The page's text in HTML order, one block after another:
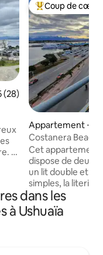
moyenne sur la
(28)
Il
Coups de cœur
Coup de cœur
Appartement ⋅
Costanera Beagle
Cet appartement
dispose de deux
un lit double et
simples, la literie
et dans les deux
télévision
grande cuisine
dans les
à Ushuaïa